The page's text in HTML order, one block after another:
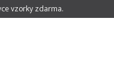
vzorky zdarma.